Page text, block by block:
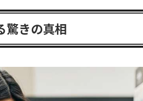
驚きの真相